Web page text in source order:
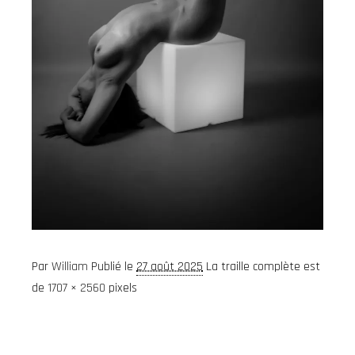
ParWilliam Publié le 27 août 2025 La traille complète est
de 1707 × 2560 pixels